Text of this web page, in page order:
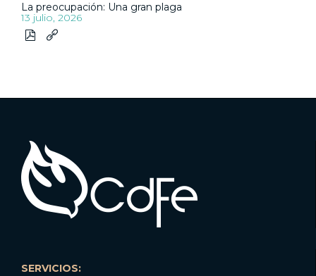
La preocupación: Una gran plaga
13 julio, 2026
 
SERVICIOS: